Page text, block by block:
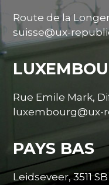
Route de la
suisse@ux-
Rue Emile Mark,
PAYS BAS
Leidseveer, 3511